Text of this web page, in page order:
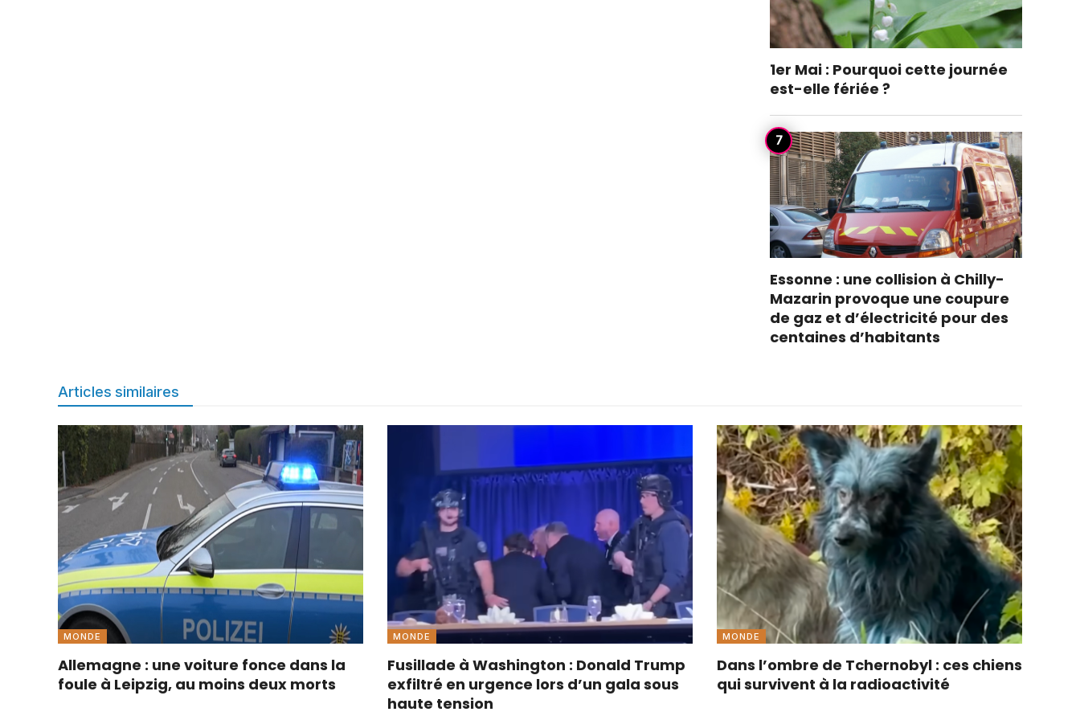
1er Mai : Pourquoi cette journée
est-elle fériée ?
Essonne : une collision à Chilly-
Mazarin provoque une coupure
de gaz et d’électricité pour des
centaines d’habitants
Articles similaires
MONDE
Allemagne : une voiture fonce dans la
foule à Leipzig, au moins deux morts
MONDE
Fusillade à Washington : Donald Trump
exfiltré en urgence lors d’un gala sous
haute tension
MONDE
Dans l’ombre de Tchernobyl : ces chiens
qui survivent à la radioactivité